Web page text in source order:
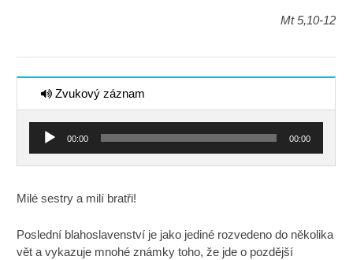
Mt 5,10-12
Zvukový záznam
Audio
přehrávač
00:00 00:00
Milé sestry a milí bratři!
Poslední blahoslavenství je jako jediné rozvedeno do několika
vět a vykazuje mnohé známky toho, že jde o pozdější